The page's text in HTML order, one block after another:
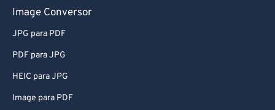
Image Conversor
JPG para PDF
PDF para JPG
HEIC para JPG
Image para PDF